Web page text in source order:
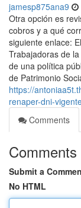
jamesp875ana9
Otra opción es
cobros y a qué
siguiente enlace:
Trabajadoras de
de una política
de Patrimonio
https://
renaper-dni-
Comments
Comments
Submit a
No HTML